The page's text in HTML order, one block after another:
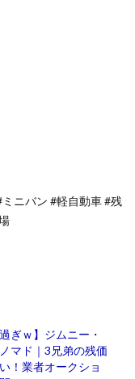
ニバン #軽自動車 #残
ぎｗ】ジムニー・
マド｜3兄弟の残価
！業者オークショ